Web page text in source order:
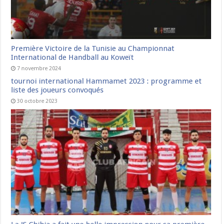
Première Victoire de la Tunisie au Championnat
International de Handball au Koweït
7 novembre 2024
tournoi international Hammamet 2023 : programme et
liste des joueurs convoqués
30 octobre 2023